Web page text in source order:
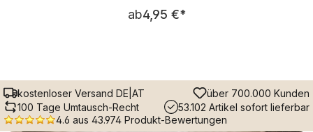
Regulärer Preis:
ab4,95 €*
kostenloser Versand DE|AT
über 700.000 Kunden
100 Tage Umtausch-Recht
53.102 Artikel sofort lieferbar
4.6 aus 43.974 Produkt-Bewertungen